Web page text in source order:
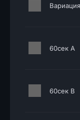
Вариация
60сек A
60сек B